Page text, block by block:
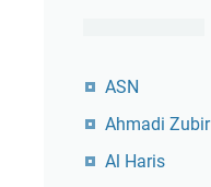
ASN
Ahmadi Zubir
Al Haris